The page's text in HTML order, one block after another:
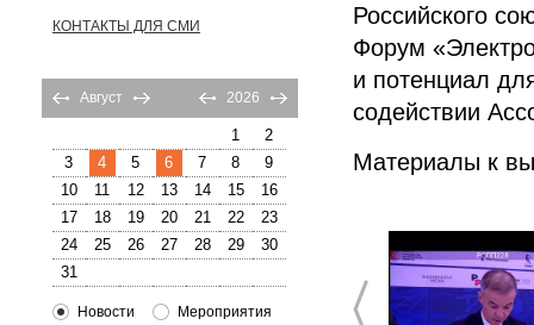
Российского
Форум
и потенциал
содействии
Материалы к
КОНТАКТЫ ДЛЯ СМИ
Август 2026
1
2
3
4 5 6 7 8
9
10
11 12 13 14 15
16
17
18 19 20 21 22
23
24
25 26 27 28 29
30
31
Новости Мероприятия